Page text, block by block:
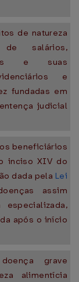
de natureza
de salários,
e suas
e
fundadas em
judicial
beneficiários
inciso XIV do
dada pela Lei
assim
após o início
grave
alimentícia